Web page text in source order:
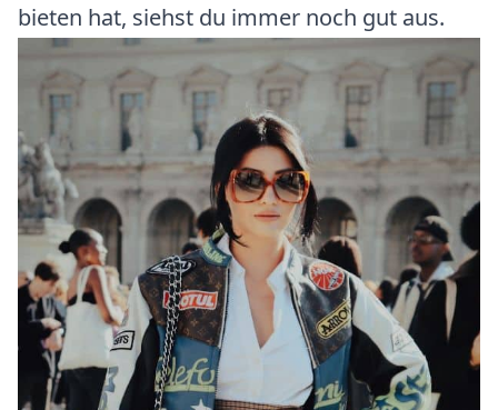
bieten hat, siehst du immer noch gut aus.